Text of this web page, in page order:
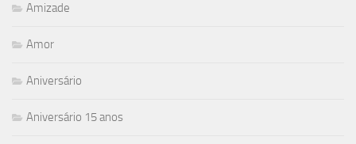
Amizade
Amor
Aniversário
Aniversário 15 anos